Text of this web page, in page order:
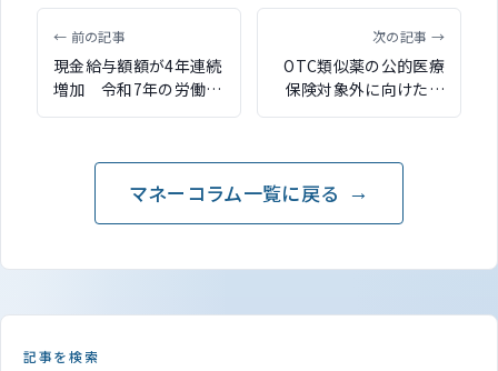
← 前の記事
現金給与額額が4年連続
増加 令和7年の労働経
済白書が公開
次の記事 →
OTC類似薬の公的医療
保険対象外に向けた検
討が開始 実現すれば
能性も
マネーコラム一覧に戻る
記事を検索